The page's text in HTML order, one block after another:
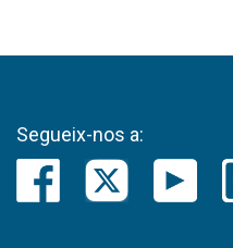
Segueix-nos a: